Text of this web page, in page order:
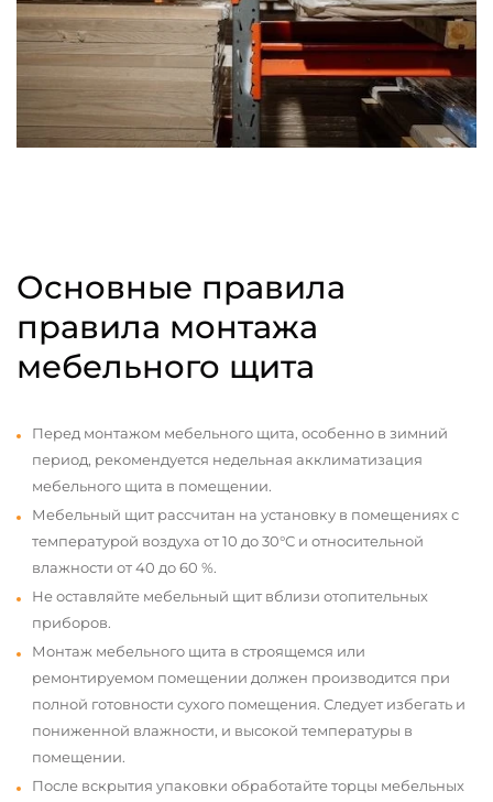
Основные правила
правила монтажа
мебельного щита
Перед монтажом мебельного щита, особенно в зимний
период, рекомендуется недельная акклиматизация
мебельного щита в помещении.
Мебельный щит рассчитан на установку в помещениях с
температурой воздуха от 10 до 30°С и относительной
влажности от 40 до 60 %.
Не оставляйте мебельный щит вблизи отопительных
приборов.
Монтаж мебельного щита в строящемся или
ремонтируемом помещении должен производится при
полной готовности сухого помещения. Следует избегать и
пониженной влажности, и высокой температуры в
помещении.
После вскрытия упаковки обработайте торцы мебельных